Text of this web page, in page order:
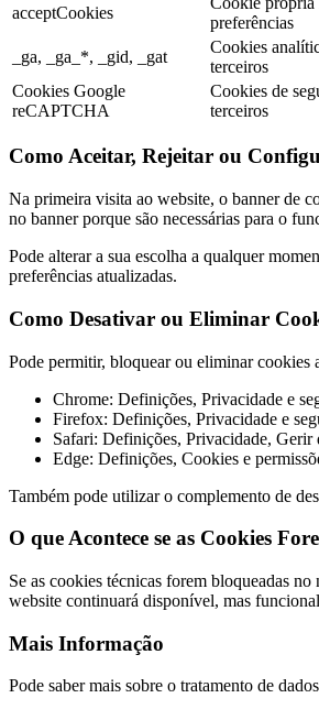
acceptCookies
preferências
_ga, _ga_*, _gid, _gat
Cookies
terceiros
Cookies Google
reCAPTCHA
Cookies de
terceiros
Como Aceitar, Rejeitar ou
Na primeira visita ao website, o banner de
no banner porque são necessárias para o
Pode alterar a sua escolha a qualquer
preferências atualizadas.
Como Desativar ou Eliminar
Pode permitir, bloquear ou eliminar cookies
Chrome: Definições, Privacidade e
Firefox: Definições, Privacidade e
Safari: Definições, Privacidade, Gerir
Edge: Definições, Cookies e
Também pode utilizar o complemento de
O que Acontece se as Cookies
Se as cookies técnicas forem bloqueadas
website continuará disponível, mas
Mais Informação
Pode saber mais sobre o tratamento de